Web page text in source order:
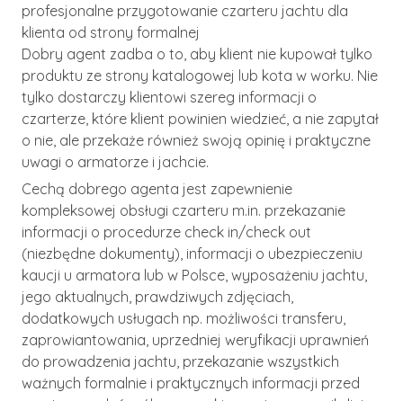
profesjonalne przygotowanie czarteru jachtu dla
klienta od strony formalnej
Dobry agent zadba o to, aby klient nie kupował tylko
produktu ze strony katalogowej lub kota w worku. Nie
tylko dostarczy klientowi szereg informacji o
czarterze, które klient powinien wiedzieć, a nie zapytał
o nie, ale przekaże również swoją opinię i praktyczne
uwagi o armatorze i jachcie.
Cechą dobrego agenta jest zapewnienie
kompleksowej obsługi czarteru m.in. przekazanie
informacji o procedurze check in/check out
(niezbędne dokumenty), informacji o ubezpieczeniu
kaucji u armatora lub w Polsce, wyposażeniu jachtu,
jego aktualnych, prawdziwych zdjęciach,
dodatkowych usługach np. możliwości transferu,
zaprowiantowania, uprzedniej weryfikacji uprawnień
do prowadzenia jachtu, przekazanie wszystkich
ważnych formalnie i praktycznych informacji przed